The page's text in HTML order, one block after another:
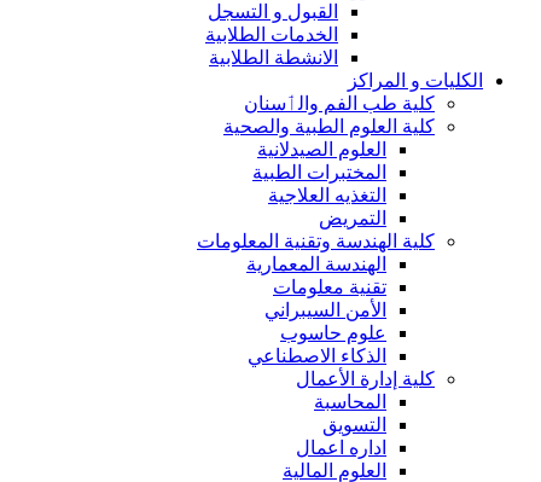
القبول و التسجل
الخدمات الطلابية
الانشطة الطلابية
الكليات و المراكز
كلية طب الفم والٲسنان
كلية العلوم الطبية والصحية
العلوم الصيدلانية
المختبرات الطبية
التغذيه العلاجية
التمريض
كلية الهندسة وتقنية المعلومات
الهندسة المعمارية
تقنية معلومات
الأمن السيبراني
علوم حاسوب
الذكاء الاصطناعي
كلية إدارة الأعمال
المحاسبة
التسويق
اداره اعمال
العلوم المالية